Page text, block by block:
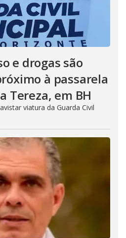
e drogas são
à passarela
Tereza, em BH
viatura da Guarda Civil